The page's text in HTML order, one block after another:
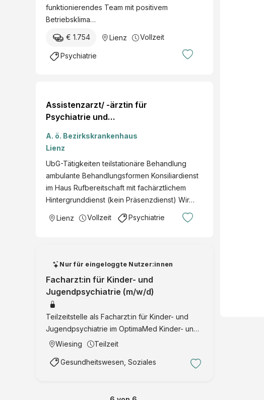
funktionierendes Team mit positivem
Betriebsklima…
€ 1.754 Lienz Vollzeit
Psychiatrie
Assistenzarzt/ -ärztin für
Psychiatrie und
Medizin
A. ö. Bezirkskrankenhaus
Lienz
UbG-Tätigkeiten teilstationäre Behandlung
ambulante Behandlungsformen Konsiliardienst
im Haus Rufbereitschaft mit fachärztlichem
Hintergrunddienst (kein Präsenzdienst) Wir…
Lienz Vollzeit Psychiatrie
Nur für eingeloggte Nutzer:innen
Facharzt:in für Kinder- und
Jugendpsychiatrie (m/w/d)
Teilzeitstelle als Facharzt:in für Kinder- und
Jugendpsychiatrie im OptimaMed Kinder- und
Jugend-Rehabilitationszentrum Wiesing mit
interdisziplinärer Abstimmung und
Wiesing Teilzeit
Gesundheitswesen, Soziales